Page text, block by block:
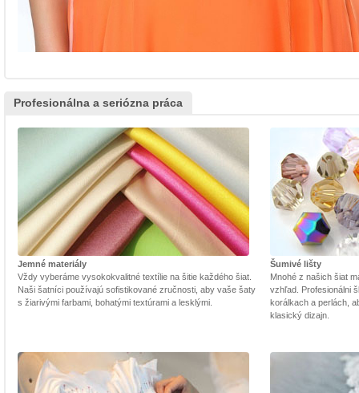
Profesionálna a seriózna práca
Jemné materiály
Vždy vyberáme vysokokvalitné textílie na šitie každého šiat.
Naši šatníci používajú sofistikované zručnosti, aby vaše šaty
s žiarivými farbami, bohatými textúrami a lesklými.
Šumivé lišty
Mnohé z našich šiat
vzhľad. Profesionálni
korálkach a perlách,
klasický dizajn.